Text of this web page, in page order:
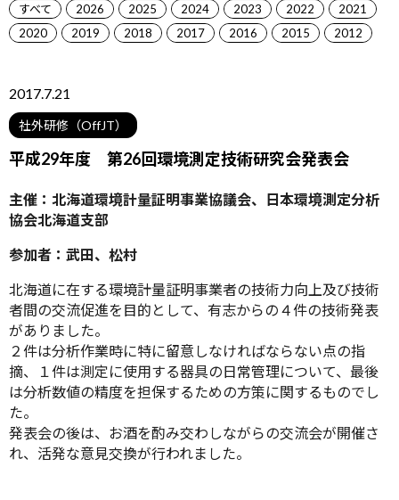
すべて 2026 2025 2024 2023 2022
2021
2020
2019 2018 2017 2016 2015 2012
2017.7.21
社外研修（OffJT）
平成29年度 第26回環境測定技術研究会発表会
主催：北海道環境計量証明事業協議会、日本環境測定分析
協会北海道支部
参加者：武田、松村
北海道に在する環境計量証明事業者の技術力向上及び技術
者間の交流促進を目的として、有志からの４件の技術発表
がありました。
２件は分析作業時に特に留意しなければならない点の指
摘、１件は測定に使用する器具の日常管理について、最後
は分析数値の精度を担保するための方策に関するものでし
た。
発表会の後は、お酒を酌み交わしながらの交流会が開催さ
れ、活発な意見交換が行われました。